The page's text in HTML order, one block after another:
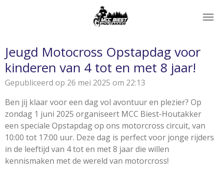
hoofdinhoud
Jeugd Motocross Opstapdag voor
kinderen van 4 tot en met 8 jaar!
Gepubliceerd op 26 mei 2025 om 22:13
Ben jij klaar voor een dag vol avontuur en plezier? Op
zondag 1 juni 2025 organiseert MCC Biest-Houtakker
een speciale Opstapdag op ons motorcross circuit, van
10:00 tot 17:00 uur. Deze dag is perfect voor jonge rijders
in de leeftijd van 4 tot en met 8 jaar die willen
kennismaken met de wereld van motorcross!